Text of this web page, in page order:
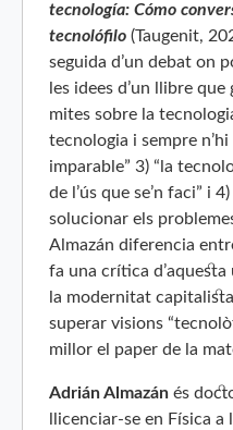
tecnología: Cómo
tecnolófilo (Taugenit,
seguida d’un debat on
les idees d’un llibre
mites sobre la
tecnologia i sempre n’hi
imparable” 3) “la
de l’ús que se’n faci” i
solucionar els
Almazán diferencia
fa una crítica
la modernitat
superar visions
millor el paper de la
Adrián Almazán és
llicenciar-se en Física